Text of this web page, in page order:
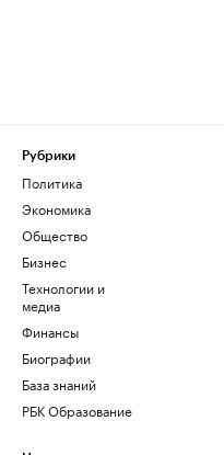
Рубрики
Политика
Экономика
Общество
Бизнес
Технологии и
медиа
Финансы
Биографии
База знаний
РБК Образование